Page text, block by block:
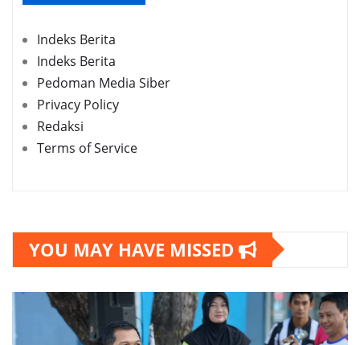
Indeks Berita
Indeks Berita
Pedoman Media Siber
Privacy Policy
Redaksi
Terms of Service
YOU MAY HAVE MISSED